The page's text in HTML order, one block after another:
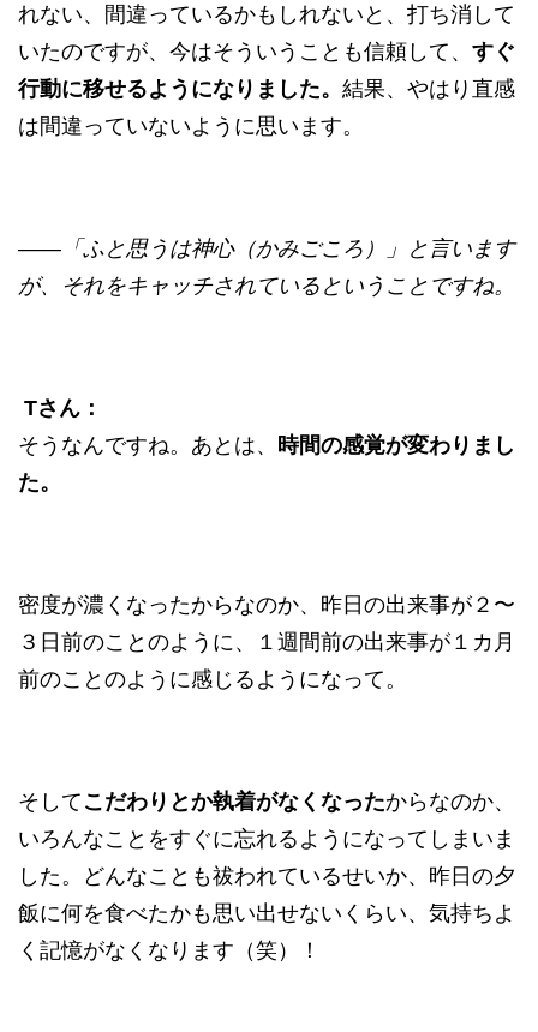
れない、間違っているかもしれないと、打ち消して
いたのですが、今はそういうことも信頼して、 すぐ
行動に移せるようになりました。 結果、やはり直感
は間違っていないように思います。
——「ふと思うは神心（かみごころ）」と言います
が、それをキャッチされているということですね。
Tさん：
そうなんですね。あとは、
時間の感覚が変わりまし
た。
密度が濃くなったからなのか、昨日の出来事が２〜
３日前のことのように、１週間前の出来事が１カ月
前のことのように感じるようになって。
そして こだわりとか執着がなくなったからなのか、
いろんなことをすぐに忘れるようになってしまいま
した。どんなことも祓われているせいか、昨日の夕
飯に何を食べたかも思い出せないくらい、気持ちよ
く記憶がなくなります（笑）！